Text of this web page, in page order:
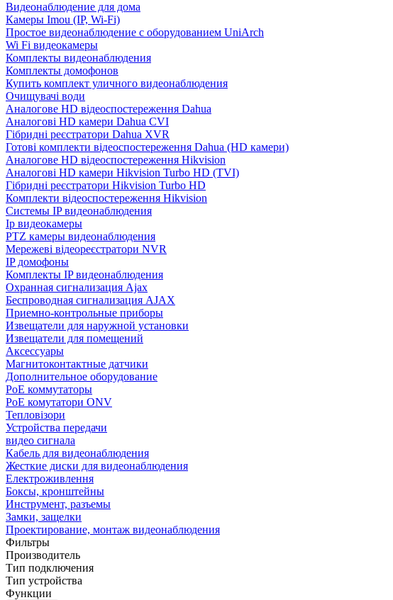
Видеонаблюдение для дома
Камеры Imou (IP, Wi-Fi)
Простое видеонаблюдение с оборудованием UniArch
Wi Fi видеокамеры
Комплекты видеонаблюдения
Комплекты домофонов
Купить комплект уличного видеонаблюдения
Очищувачі води
Аналогове HD відеоспостереження Dahua
Аналогові HD камери Dahua CVI
Гібридні реєстратори Dahua XVR
Готові комплекти відеоспостереження Dahua (HD камери)
Аналогове HD відеоспостереження Hikvision
Аналогові HD камери Hikvision Turbo HD (TVI)
Гібридні реєстратори Hikvision Turbo HD
Комплекти відеоспостереження Hikvision
Системы IP видеонаблюдения
Ip видеокамеры
PTZ камеры видеонаблюдения
Мережеві відеореєстратори NVR
IP домофоны
Комплекты IP видеонаблюдения
Охранная сигнализация Ajax
Беспроводная сигнализация AJAX
Приемно-контрольные приборы
Извещатели для наружной установки
Извещатели для помещений
Аксессуары
Магнитоконтактные датчики
Дополнительное оборудование
PoE коммутаторы
PoE комутатори ONV
Тепловізори
Устройства передачи
видео сигнала
Кабель для видеонаблюдения
Жесткие диски для видеонаблюдения
Електроживлення
Боксы, кронштейны
Инструмент, разъемы
Замки, защелки
Проектирование, монтаж видеонаблюдения
Фильтры
Производитель
Тип подключения
Тип устройства
Функции